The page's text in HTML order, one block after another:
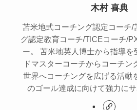
木村 喜典
苫米地式コーチング認定コーチ/
グ認定教育コーチ/TICEコーチ/
ー。 苫米地英人博士から指導を
ドマスターコーチからコーチン
世界へコーチングを広げる活動
のゴール達成に向けて強力にサ